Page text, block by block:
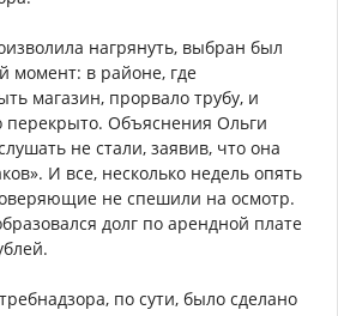
нагрянуть, выбран был
момент: в районе, где
магазин, прорвало трубу, и
перекрыто. Объяснения Ольги
не стали, заявив, что она
И все, несколько недель опять
не спешили на осмотр.
долг по арендной плате
по сути, было сделано